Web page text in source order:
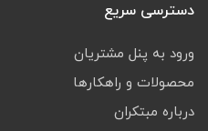
دسترسی سریع
ورود به پنل مشتریان
محصولات و راهکارها
درباره مبتکران